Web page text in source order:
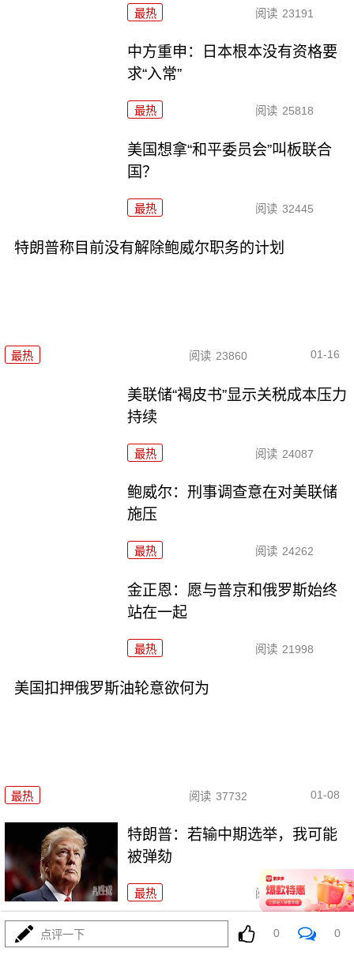
最热 阅读 23191
中方重申：日本根本没有资格要
求“入常”
最热 阅读 25818
美国想拿“和平委员会”叫板联合
国？
最热 阅读 32445
特朗普称目前没有解除鲍威尔职务的计划
最热 阅读 23860 01-16
美联储“褐皮书”显示关税成本压力
持续
最热 阅读 24087
鲍威尔：刑事调查意在对美联储
施压
最热 阅读 24262
金正恩：愿与普京和俄罗斯始终
站在一起
最热 阅读 21998
美国扣押俄罗斯油轮意欲何为
最热 阅读 37732 01-08
特朗普：若输中期选举，我可能
被弹劾
最热 阅读 19465
寒潮来袭 欧洲多地交通受阻
点评一下 0 0